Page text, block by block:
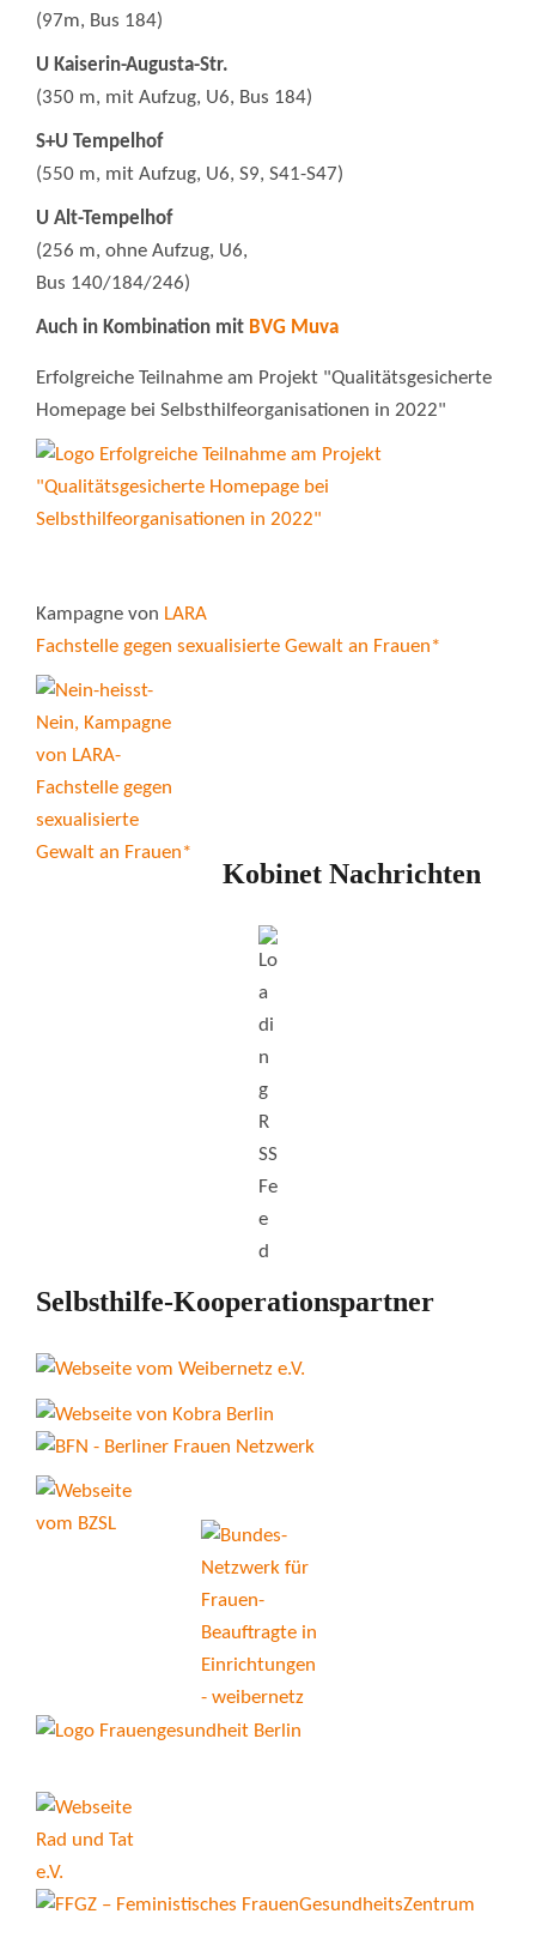
(97m, Bus 184)
U Kaiserin-Augusta-Str.
(350 m, mit Aufzug, U6, Bus 184)
S+U Tempelhof
(550 m, mit Aufzug, U6, S9, S41-S47)
U Alt-Tempelhof
(256 m, ohne Aufzug, U6,
Bus 140/184/246)
Auch in Kombination mit BVG Muva
Erfolgreiche Teilnahme am Projekt "Qualitätsgesicherte
Homepage bei Selbsthilfeorganisationen in 2022"
Kampagne von LARA
Fachstelle gegen sexualisierte Gewalt an Frauen*
Kobinet Nachrichten
Selbsthilfe-Kooperationspartner